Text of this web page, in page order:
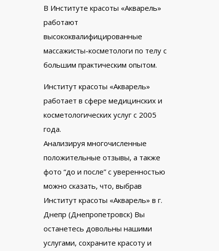
В Институте красоты «Акварель»
работают
высококвалифицированные
массажисты-косметологи по телу с
большим практическим опытом.
Институт красоты «Акварель»
работает в сфере медицинских и
косметологических услуг с 2005
года.
Анализируя многочисленные
положительные отзывы, а также
фото “до и после” с уверенностью
можно сказать, что, выбрав
Институт красоты «Акварель» в г.
Днепр (Днепропетровск) Вы
останетесь довольны нашими
услугами, сохраните красоту и